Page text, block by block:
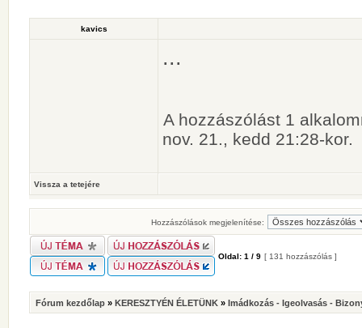
kavics
...
A hozzászólást 1
nov. 21., kedd 21:28-kor.
Vissza a tetejére
Hozzászólások megjelenítése:
Oldal: 1 / 9 [ 131 hozzászólás ]
Fórum kezdőlap » KERESZTYÉN ÉLETÜNK » Imádkozás - Igeolvasás -